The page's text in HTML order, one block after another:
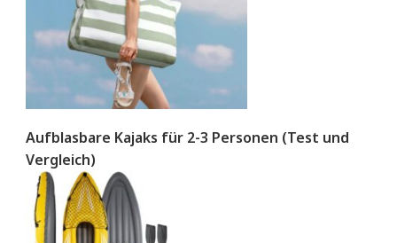
Aufblasbare Kajaks für 2-3 Personen (Test und
Vergleich)